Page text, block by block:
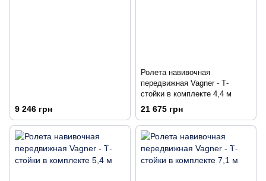
9 246 грн
Ролета навивочная
передвижная Vagner - Т-
стойки в комплекте 4,4 м
21 675 грн